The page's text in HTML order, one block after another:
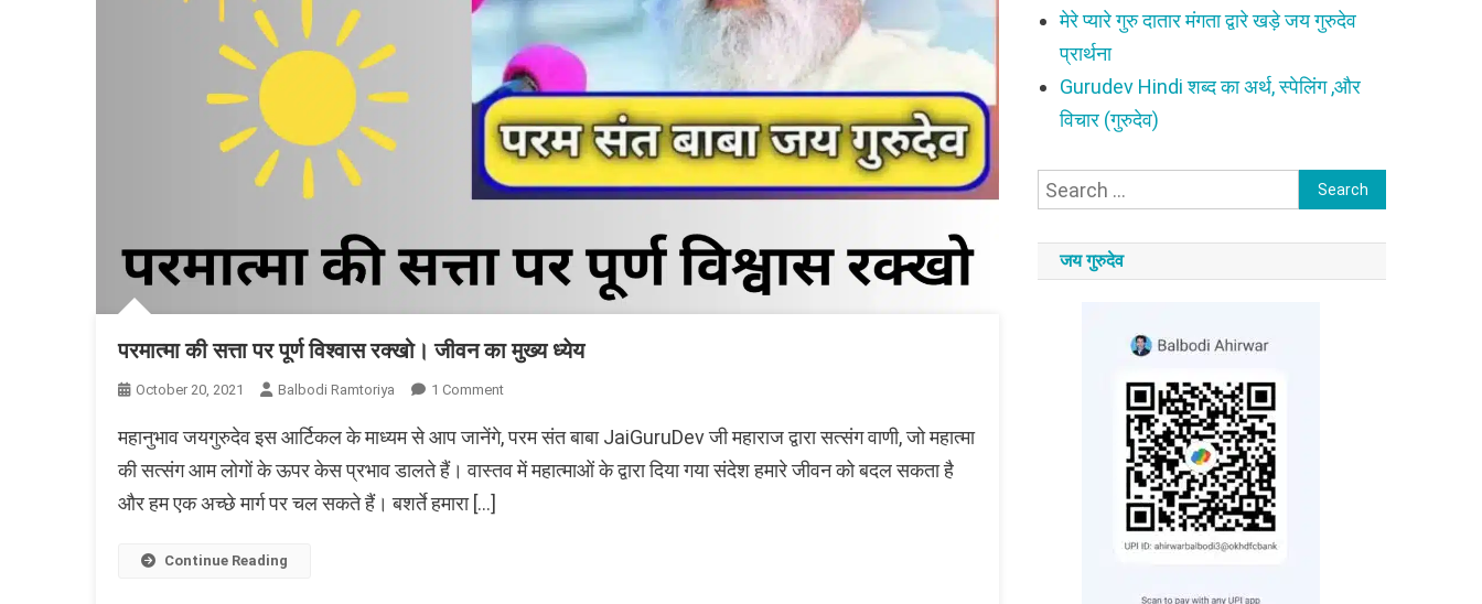
परमात्मा की सत्ता पर पूर्ण विश्वास रक्खो। जीवन का मुख्य ध्येय
October 20, 2021 Balbodi Ramtoriya 1 CommentOn
की
सत्ता
महानुभाव जयगुरुदेव इस आर्टिकल के माध्यम से आप जानेंगे, परम संत बाबा JaiGuruDev जी महाराज द्वारा सत्संग वाणी, जो महात्मा
की सत्संग आम लोगों के ऊपर केस प्रभाव डालते हैं। वास्तव में महात्माओं के द्वारा दिया गया संदेश हमारे जीवन को बदल सकता है
और हम एक अच्छे मार्ग पर चल सकते हैं। बशर्ते हमारा […]
Continue Reading
मेरे प्यारे गुरु दातार मंगता द्वारे खड़े जय गुरुदेव
प्रार्थना
Gurudev Hindi शब्द का अर्थ, स्पेलिंग ,और
विचार (गुरुदेव)
Search
जय गुरुदेव